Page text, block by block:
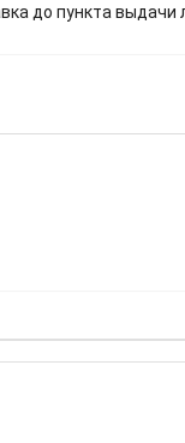
до пункта выдачи